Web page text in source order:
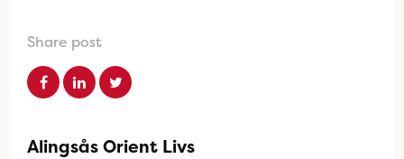
Share post
Alingsås Orient Livs